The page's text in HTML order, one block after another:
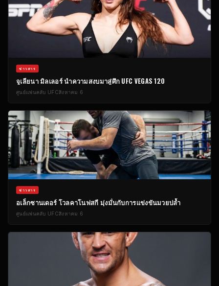
ข่าวสาร
จูเลียนา มิลเลอร์ นำความสงบมาสู่ศึก UFC VEGAS 120
ศูนย์แฟนคลับ UFCสิงหาคม 6
ข่าวสาร
อเล็กซานเดอร์ โวลคาโนฟสกี มุ่งมั่นกับการแข่งขันมวยปล้ำ
ศูนย์แฟนคลับ UFCสิงหาคม 6